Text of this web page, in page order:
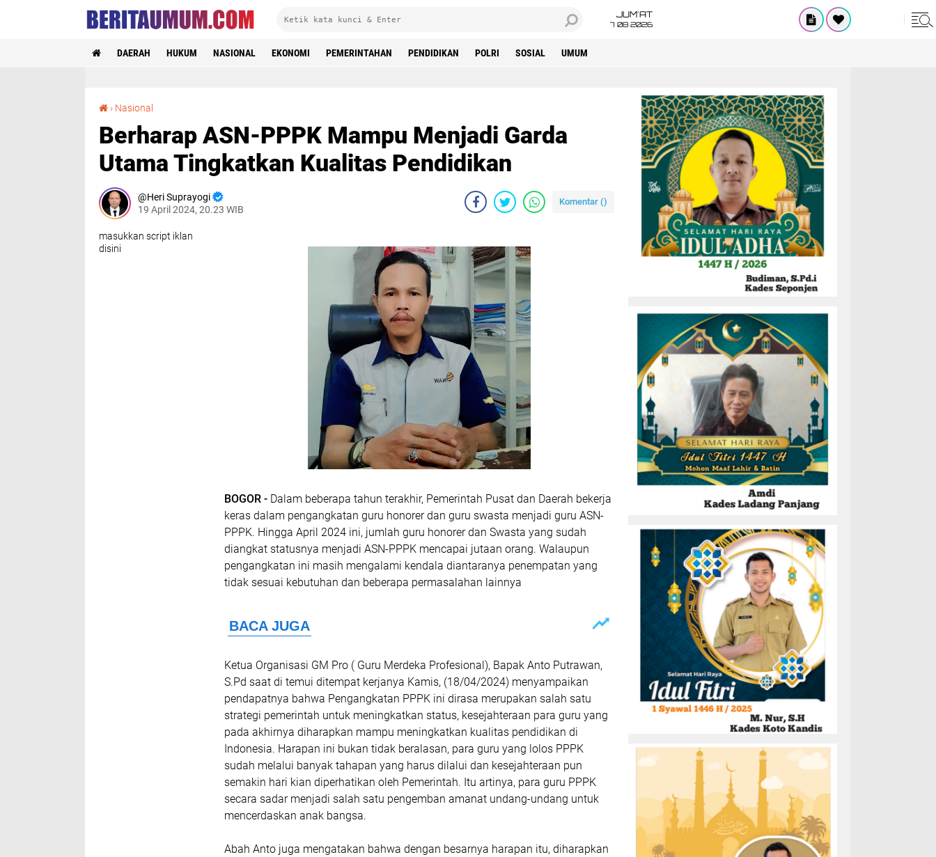
JUM'AT
7 08 2026
DAERAH HUKUM NASIONAL EKONOMI PEMERINTAHAN PENDIDIKAN POLRI SOSIAL UMUM
› Nasional
Berharap ASN-PPPK Mampu Menjadi Garda
Utama Tingkatkan Kualitas Pendidikan
Heri Suprayogi
19 April 2024, 20.23 WIB
Komentar ()
masukkan script iklan
disini
BOGOR - Dalam beberapa tahun terakhir, Pemerintah Pusat dan Daerah bekerja
keras dalam pengangkatan guru honorer dan guru swasta menjadi guru ASN-
PPPK. Hingga April 2024 ini, jumlah guru honorer dan Swasta yang sudah
diangkat statusnya menjadi ASN-PPPK mencapai jutaan orang. Walaupun
pengangkatan ini masih mengalami kendala diantaranya penempatan yang
tidak sesuai kebutuhan dan beberapa permasalahan lainnya
Ketua Organisasi GM Pro ( Guru Merdeka Profesional), Bapak Anto Putrawan,
S.Pd saat di temui ditempat kerjanya Kamis, (18/04/2024) menyampaikan
pendapatnya bahwa Pengangkatan PPPK ini dirasa merupakan salah satu
strategi pemerintah untuk meningkatkan status, kesejahteraan para guru yang
pada akhirnya diharapkan mampu meningkatkan kualitas pendidikan di
Indonesia. Harapan ini bukan tidak beralasan, para guru yang lolos PPPK
sudah melalui banyak tahapan yang harus dilalui dan kesejahteraan pun
semakin hari kian diperhatikan oleh Pemerintah. Itu artinya, para guru PPPK
secara sadar menjadi salah satu pengemban amanat undang-undang untuk
mencerdaskan anak bangsa.
Abah Anto juga mengatakan bahwa dengan besarnya harapan itu, diharapkan